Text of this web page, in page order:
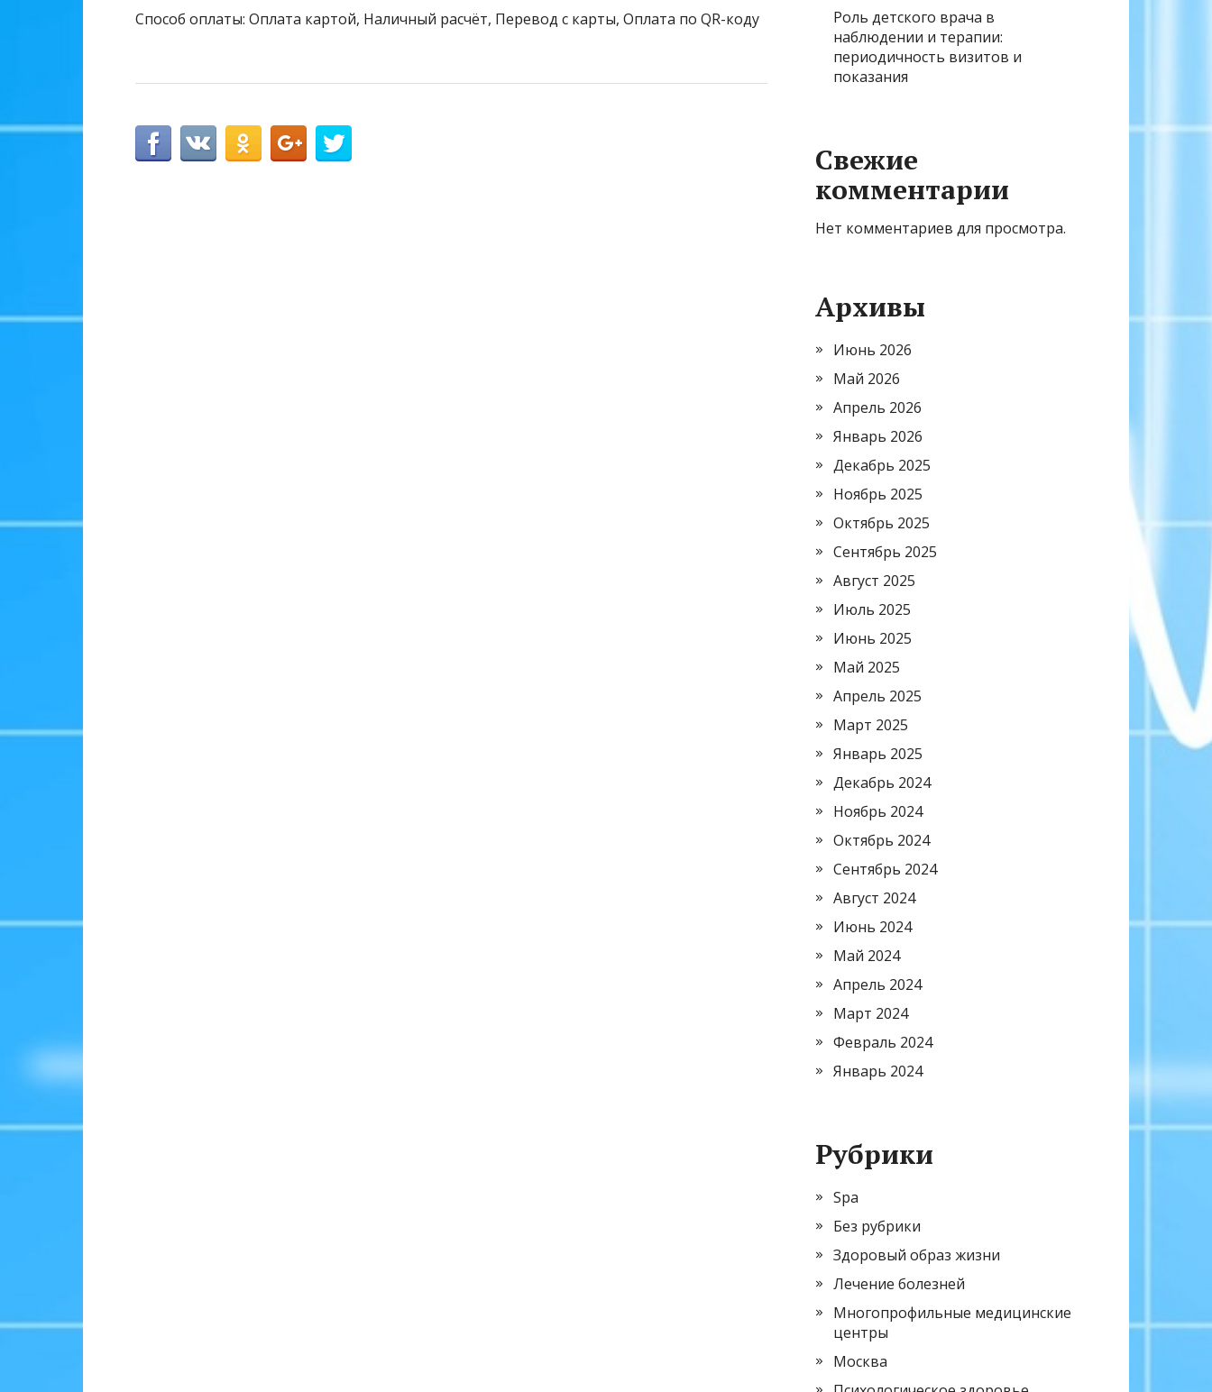
Способ оплаты: Оплата картой, Наличный расчёт, Перевод с карты, Оплата по QR-коду
Роль детского врача в
наблюдении и терапии:
периодичность визитов и
показания
Свежие
комментарии
Нет комментариев для просмотра.
Архивы
Июнь 2026
Май 2026
Апрель 2026
Январь 2026
Декабрь 2025
Ноябрь 2025
Октябрь 2025
Сентябрь 2025
Август 2025
Июль 2025
Июнь 2025
Май 2025
Апрель 2025
Март 2025
Январь 2025
Декабрь 2024
Ноябрь 2024
Октябрь 2024
Сентябрь 2024
Август 2024
Июнь 2024
Май 2024
Апрель 2024
Март 2024
Февраль 2024
Январь 2024
Рубрики
Spa
Без рубрики
Здоровый образ жизни
Лечение болезней
Многопрофильные медицинские
центры
Москва